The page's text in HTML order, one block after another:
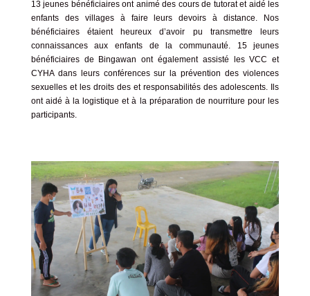
13 jeunes bénéficiaires ont animé des cours de tutorat et aidé les
enfants des villages à faire leurs devoirs à distance. Nos
bénéficiaires étaient heureux d’avoir pu transmettre leurs
connaissances aux enfants de la communauté. 15 jeunes
bénéficiaires de Bingawan ont également assisté les VCC et
CYHA dans leurs conférences sur la prévention des violences
sexuelles et les droits des et responsabilités des adolescents. Ils
ont aidé à la logistique et à la préparation de nourriture pour les
participants.